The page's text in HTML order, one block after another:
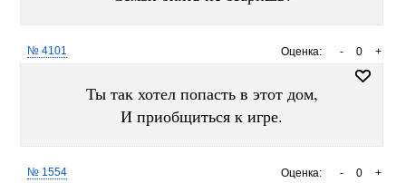
Оценка: +
0
-
№ 4101
Ты так хотел попасть в этот дом,
И приобщиться к игре.
Оценка: +
0
-
№ 1554